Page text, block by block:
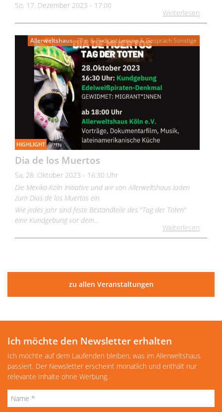
So, 17. Dezember 2023 - 17:00
Weiterlesen
HIGHLIGHT
Allerweltshaus Film & Podcast Lesung & Gespräch Sonstige
Dia de los Muertos
Sa, 28. Oktober 2023 - 16:30 Uhr
Die Mexiko-Köln Initiative und wir von Allerweltshaus laden
zum Dias de los Muertos ein.
Wie jedes Jahr sind feste Bestandteile des "Tag der Toten"
eine Kundgebung vor dem…
Weiterlesen
zu allen Veranstaltungen
Ich möchte den Newsletter erhalten
Ich möchte auf dem Laufenden bleiben, was im Allerweltshaus
passiert. Der Newsletter erscheint monatlich und enthält nur
relevante Inhalte ohne Werbung.